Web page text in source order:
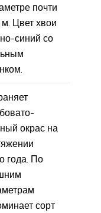
почти
Цвет хвои
синий со
окрас на
года. По
сорт